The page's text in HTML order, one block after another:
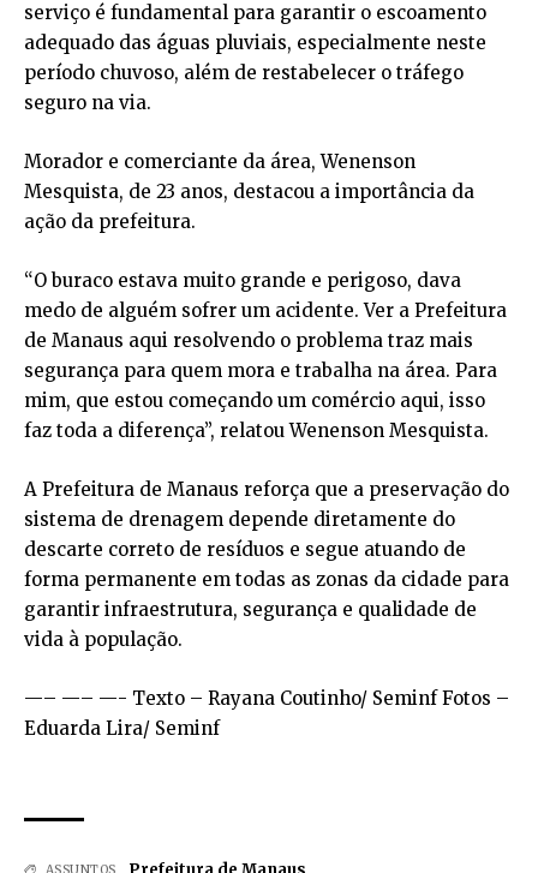
serviço é fundamental para garantir o escoamento
adequado das águas pluviais, especialmente neste
período chuvoso, além de restabelecer o tráfego
seguro na via.
Morador e comerciante da área, Wenenson
Mesquista, de 23 anos, destacou a importância da
ação da prefeitura.
“O buraco estava muito grande e perigoso, dava
medo de alguém sofrer um acidente. Ver a Prefeitura
de Manaus aqui resolvendo o problema traz mais
segurança para quem mora e trabalha na área. Para
mim, que estou começando um comércio aqui, isso
faz toda a diferença”, relatou Wenenson Mesquista.
A Prefeitura de Manaus reforça que a preservação do
sistema de drenagem depende diretamente do
descarte correto de resíduos e segue atuando de
forma permanente em todas as zonas da cidade para
garantir infraestrutura, segurança e qualidade de
vida à população.
—– —– —- Texto – Rayana Coutinho/ Seminf Fotos –
Eduarda Lira/ Seminf